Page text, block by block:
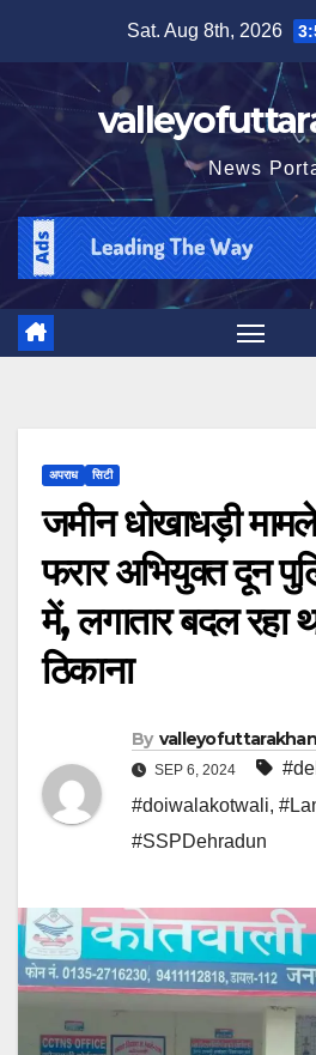
content
Sat. Aug 8th, 2026
News
अपराध सिटी
जमीन धोखाधड़ी
फरार अभियुक्त दून
में, लगातार बदल रहा
ठिकाना
By
SEP 6, 2024
#doiwalakotwali,
#SSPDehradun